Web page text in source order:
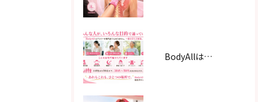
BodyAllはアスリート専門店？実は、一般のお客様が約8割です！